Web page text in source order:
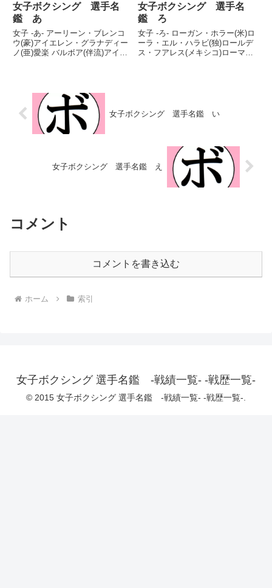
女子ボクシング 選手名
鑑 あ
女子 -あ- アーリーン・ブレンコ
ウ(豪)アイエレン・グラナディー
ノ(亜)愛楽 バルボア(伴流)アイリ
イド(ワタナベ)アスレイ・ゴン...
女子ボクシング 選手名
鑑 ろ
女子 -ろ- ローガン・ホラー(米)ロ
ーラ・エル・ハラビ(独)ロールデ
ス・フアレス(メキシコ)ローマ・
女子ボクシング 選手名鑑 い
女子ボクシング 選手名鑑 え
コメント
コメントを書き込む
ホーム 索引
女子ボクシング 選手名鑑 -戦績一覧- -戦歴一覧-
© 2015 女子ボクシング 選手名鑑 -戦績一覧- -戦歴一覧-.